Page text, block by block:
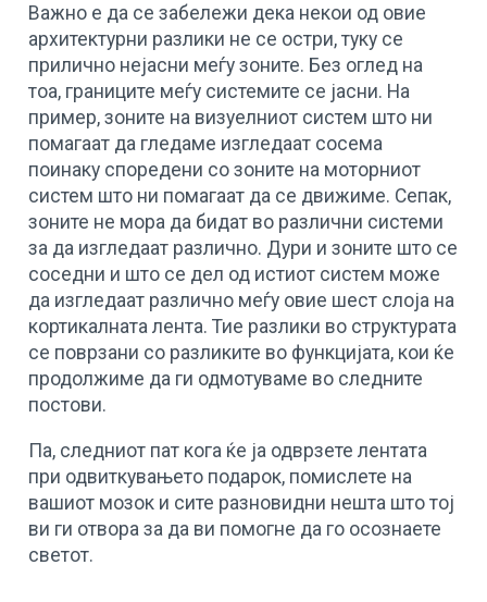
Важно е да се забележи дека некои од овие
архитектурни разлики не се остри, туку се
приличнo нејасни меѓу зоните. Без оглед на
тоа, границите меѓу системите се јасни. На
пример, зоните на визуелниот систем што ни
помагаат да гледаме изгледаат сосема
поинаку споредени со зоните на моторниот
систем што ни помагаат да се движиме. Сепак,
зоните не мора да бидат во различни системи
за да изгледаат различно. Дури и зоните што се
соседни и што се дел од истиот систем може
да изгледаат различно меѓу овие шест слоја на
кортикалната лента. Тие разлики во структурата
се поврзани со разликите во функцијата, кои ќе
продолжиме да ги одмотуваме во следните
постови.
Па, следниот пат кога ќе ја одврзете лентата
при одвиткувањето подарок, помислете на
вашиот мозок и сите разновидни нешта што тој
ви ги отвора за да ви помогне да го осознаете
светот.